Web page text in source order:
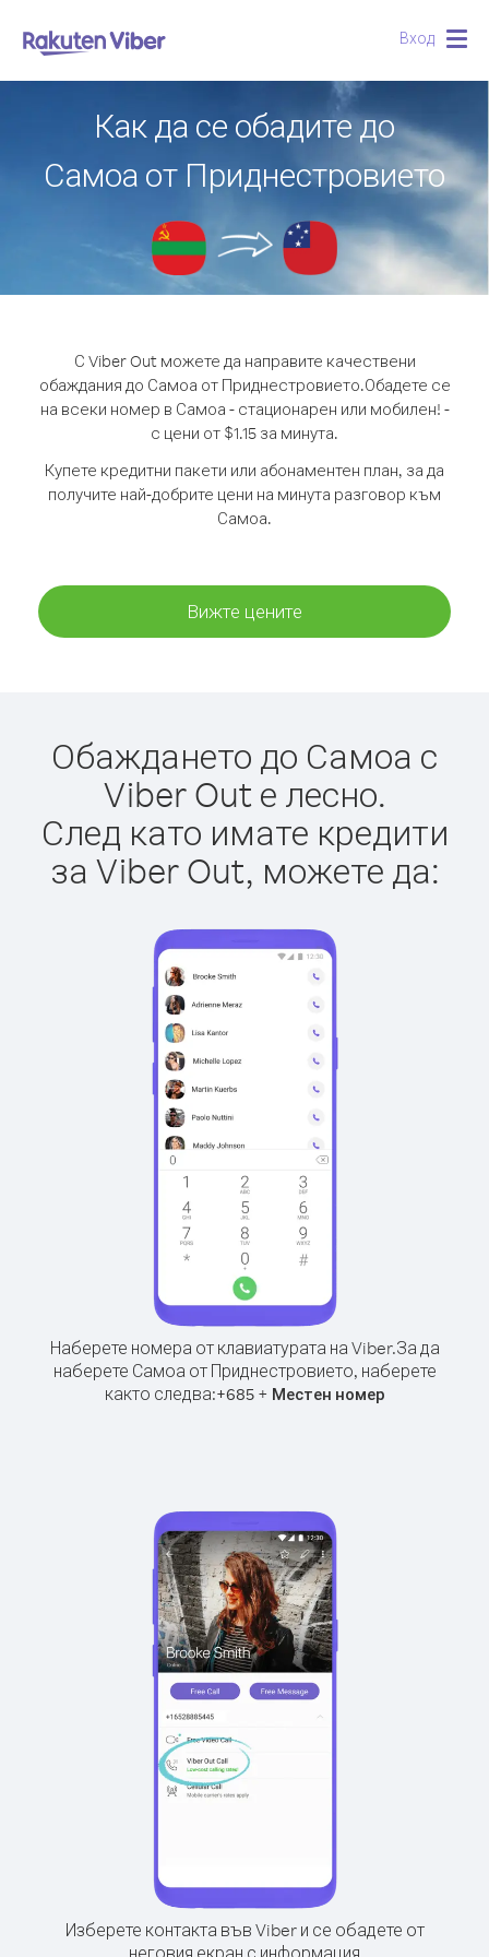
Вход
Как да се обадите до
Самоа от Приднестровието
С Viber Out можете да направите качествени
обаждания до Самоа от Приднестровието.Обадете се
на всеки номер в Самоа - стационарен или мобилен! -
с цени от $1.15 за минута.
Купете кредитни пакети или абонаментен план, за да
получите най-добрите цени на минута разговор към
Самоа.
Вижте цените
Обаждането до Самоа с
Viber Out е лесно.
След като имате кредити
за Viber Out, можете да:
Наберете номера от клавиатурата на Viber.За да
наберете Самоа от Приднестровието, наберете
както следва:+685+ Местен номер
Изберете контакта във Viber и се обадете от
неговия екран с информация